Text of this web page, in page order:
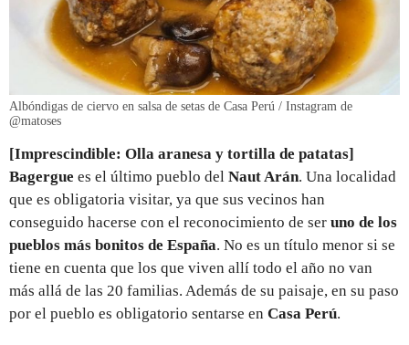
Albóndigas de ciervo en salsa de setas de Casa Perú / Instagram de
@matoses
[Imprescindible: Olla aranesa y tortilla de patatas]
Bagergue es el último pueblo del Naut Arán. Una localidad
que es obligatoria visitar, ya que sus vecinos han
conseguido hacerse con el reconocimiento de ser uno de los
pueblos más bonitos de España. No es un título menor si se
tiene en cuenta que los que viven allí todo el año no van
más allá de las 20 familias. Además de su paisaje, en su paso
por el pueblo es obligatorio sentarse en Casa Perú.